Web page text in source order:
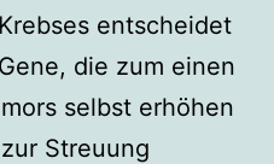
entscheidet
die zum einen
selbst erhöhen
Streuung